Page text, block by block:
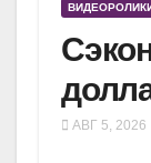
АВГ 5, 2026